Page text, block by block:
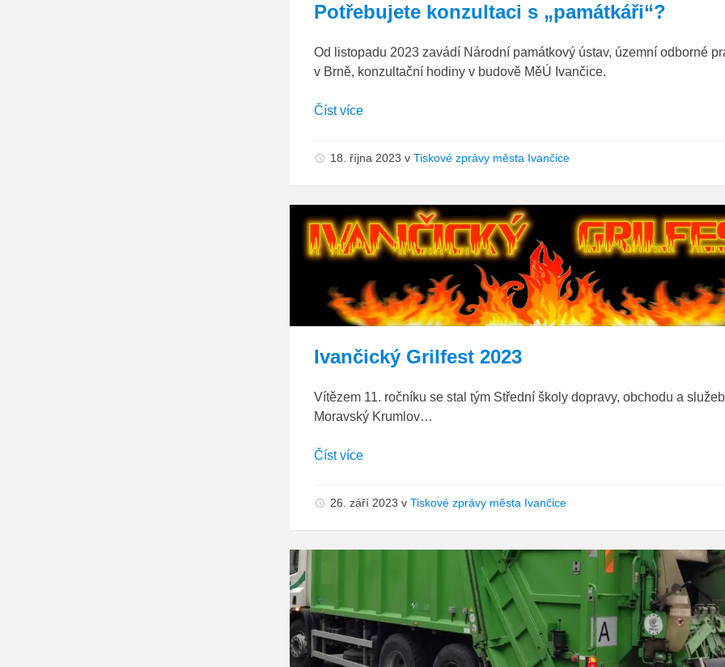
Potřebujete konzultaci s „památkáři“?
Od listopadu 2023 zavádí Národní památkový ústav, územní odborné
v Brně, konzultační hodiny v budově MěÚ Ivančice.
Číst více
18. října 2023vTiskové zprávy města Ivančice
banner
Ivančický
grilfest
Ivančický Grilfest 2023
Vítězem 11. ročníku se stal tým Střední školy dopravy, obchodu a služeb
Moravský Krumlov…
Číst více
26. září 2023vTiskové zprávy města Ivančice
popelari